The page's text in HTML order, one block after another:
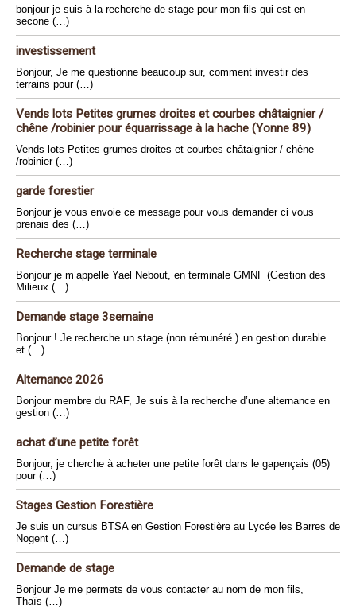
bonjour je suis à la recherche de stage pour mon fils qui est en
secone (…)
investissement
Bonjour, Je me questionne beaucoup sur, comment investir des
terrains pour (…)
Vends lots Petites grumes droites et courbes châtaignier /
chêne /robinier pour équarrissage à la hache (Yonne 89)
Vends lots Petites grumes droites et courbes châtaignier / chêne
/robinier (…)
garde forestier
Bonjour je vous envoie ce message pour vous demander ci vous
prenais des (…)
Recherche stage terminale
Bonjour je m’appelle Yael Nebout, en terminale GMNF (Gestion des
Milieux (…)
Demande stage 3semaine
Bonjour ! Je recherche un stage (non rémunéré ) en gestion durable
et (…)
Alternance 2026
Bonjour membre du RAF, Je suis à la recherche d’une alternance en
gestion (…)
achat d’une petite forêt
Bonjour, je cherche à acheter une petite forêt dans le gapençais (05)
pour (…)
Stages Gestion Forestière
Je suis un cursus BTSA en Gestion Forestière au Lycée les Barres de
Nogent (…)
Demande de stage
Bonjour Je me permets de vous contacter au nom de mon fils,
Thaïs (…)